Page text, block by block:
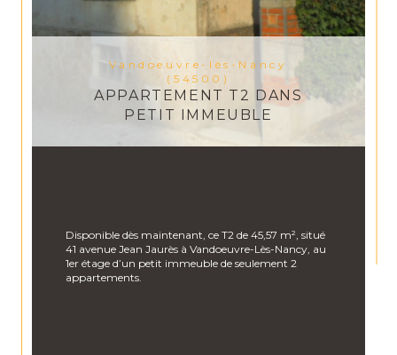
Vandoeuvre-lès-Nancy
(54500)
APPARTEMENT T2 DANS
PETIT IMMEUBLE
Disponible dès maintenant, ce T2 de 45,57 m², situé
41 avenue Jean Jaurès à Vandoeuvre-Lès-Nancy, au
1er étage d’un petit immeuble de seulement 2
appartements.